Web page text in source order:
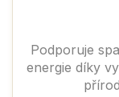
Podporuje
energie díky